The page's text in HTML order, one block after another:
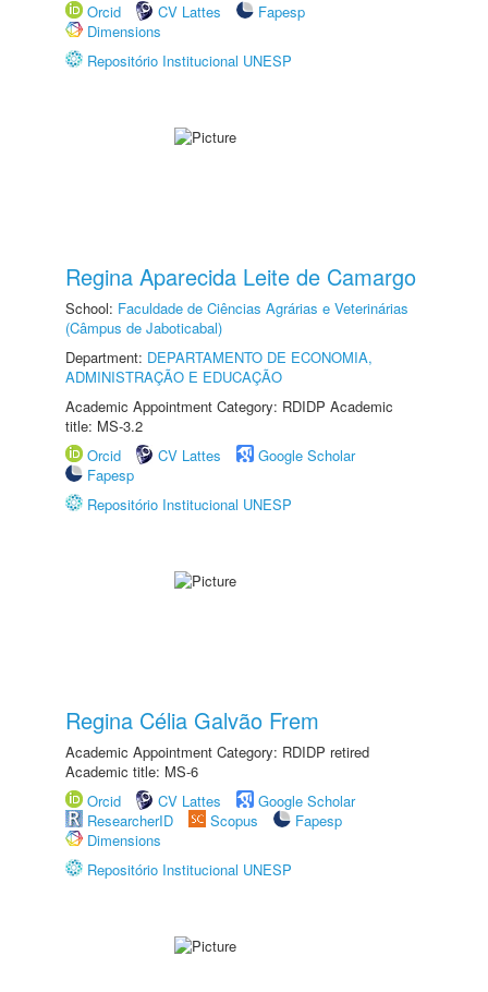
Orcid
CV Lattes
Fapesp
Dimensions
Repositório Institucional UNESP
Regina Aparecida Leite de Camargo
School: Faculdade de Ciências Agrárias e Veterinárias
(Câmpus de Jaboticabal)
Department: DEPARTAMENTO DE ECONOMIA,
ADMINISTRAÇÃO E EDUCAÇÃO
Academic Appointment Category: RDIDP Academic
title: MS-3.2
Orcid
CV Lattes
Google Scholar
Fapesp
Repositório Institucional UNESP
Regina Célia Galvão Frem
Academic Appointment Category: RDIDP retired
Academic title: MS-6
Orcid
CV Lattes
Google Scholar
ResearcherID
Scopus
Fapesp
Dimensions
Repositório Institucional UNESP